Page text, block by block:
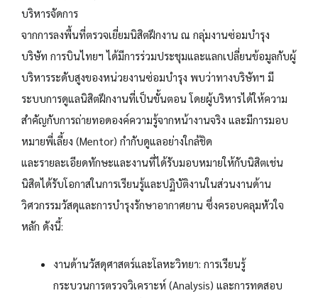
บริหารจัดการ
จากการลงพื้นที่ตรวจเยี่ยมนิสิตฝึกงาน ณ กลุ่มงานซ่อมบำรุง
บริษัท การบินไทยฯ ได้มีการร่วมประชุมและแลกเปลี่ยนข้อมูลกับผู้
บริหารระดับสูงของหน่วยงานซ่อมบำรุง พบว่าทางบริษัทฯ มี
ระบบการดูแลนิสิตฝึกงานที่เป็นขั้นตอน โดยผู้บริหารได้ให้ความ
สำคัญกับการถ่ายทอดองค์ความรู้จากหน้างานจริง และมีการมอบ
หมายพี่เลี้ยง (Mentor) กำกับดูแลอย่างใกล้ชิด
และรายละเอียดทักษะและงานที่ได้รับมอบหมายให้กับนิสิตเช่น
นิสิตได้รับโอกาสในการเรียนรู้และปฏิบัติงานในส่วนงานด้าน
วิศวกรรมวัสดุและการบำรุงรักษาอากาศยาน ซึ่งครอบคลุมหัวใจ
หลัก ดังนี้:
งานด้านวัสดุศาสตร์และโลหะวิทยา: การเรียนรู้
กระบวนการตรวจวิเคราะห์ (Analysis) และการทดสอบ